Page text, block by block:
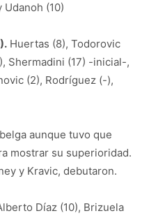
Udanoh (10)
Huertas (8), Todorovic
Shermadini (17) -inicial-,
(2), Rodríguez (-),
aunque tuvo que
mostrar su superioridad.
y Kravic, debutaron.
Díaz (10), Brizuela